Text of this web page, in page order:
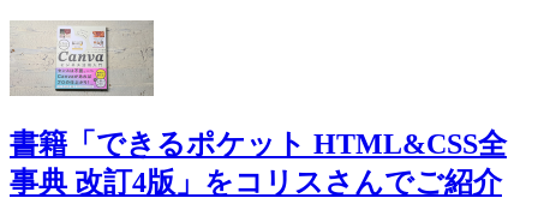
書籍「できるポケット HTML&CSS全
事典 改訂4版」をコリスさんでご紹介